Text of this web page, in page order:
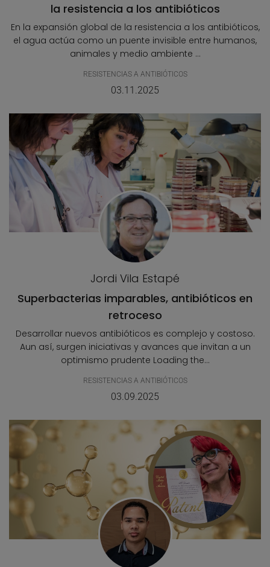
la resistencia a los antibióticos
En la expansión global de la resistencia a los antibióticos,
el agua actúa como un puente invisible entre humanos,
animales y medio ambiente ...
RESISTENCIAS A ANTIBIÓTICOS
03.11.2025
Jordi Vila Estapé
Superbacterias imparables, antibióticos en
retroceso
Desarrollar nuevos antibióticos es complejo y costoso.
Aun así, surgen iniciativas y avances que invitan a un
optimismo prudente Loading the...
RESISTENCIAS A ANTIBIÓTICOS
03.09.2025